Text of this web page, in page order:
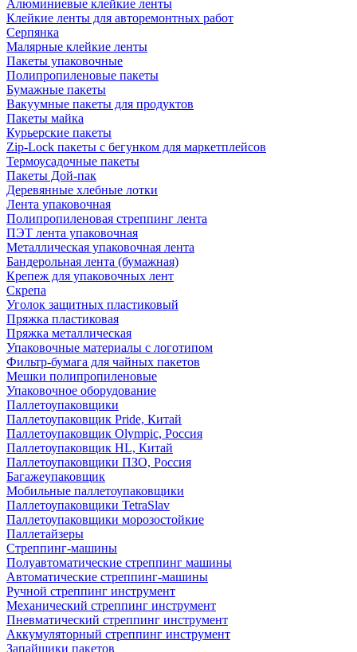
Алюминиевые клейкие ленты
Клейкие ленты для авторемонтных работ
Серпянка
Малярные клейкие ленты
Пакеты упаковочные
Полипропиленовые пакеты
Бумажные пакеты
Вакуумные пакеты для продуктов
Пакеты майка
Курьерские пакеты
Zip-Lock пакеты с бегунком для маркетплейсов
Термоусадочные пакеты
Пакеты Дой-пак
Деревянные хлебные лотки
Лента упаковочная
Полипропиленовая стреппинг лента
ПЭТ лента упаковочная
Металлическая упаковочная лента
Бандерольная лента (бумажная)
Крепеж для упаковочных лент
Скрепа
Уголок защитных пластиковый
Пряжка пластиковая
Пряжка металлическая
Упаковочные материалы с логотипом
Фильтр-бумага для чайных пакетов
Мешки полипропиленовые
Упаковочное оборудование
Паллетоупаковщики
Паллетоупаковщик Pride, Китай
Паллетоупаковщик Olympic, Россия
Паллетоупаковщик HL, Китай
Паллетоупаковщики ПЗО, Россия
Багажеупаковщик
Мобильные паллетоупаковщики
Паллетоупаковщики TetraSlav
Паллетоупаковщики морозостойкие
Паллетайзеры
Стреппинг-машины
Полуавтоматические стреппинг машины
Автоматические стреппинг-машины
Ручной стреппинг инструмент
Механический стреппинг инструмент
Пневматический стреппинг инструмент
Аккумуляторный стреппинг инструмент
Запайщики пакетов